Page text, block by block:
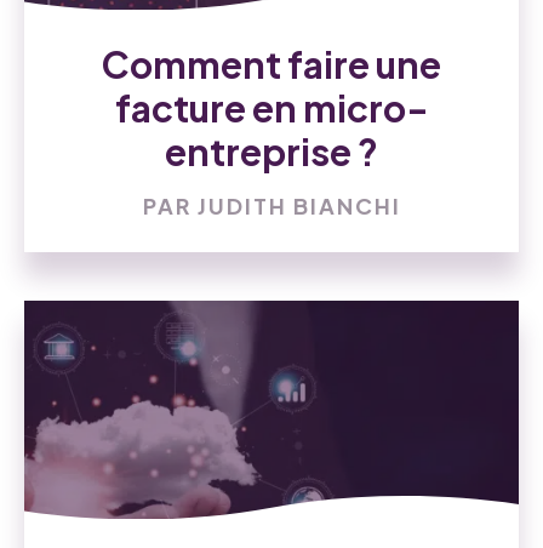
Comment faire une
facture en micro-
entreprise ?
PAR JUDITH BIANCHI